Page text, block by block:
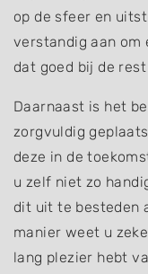
op de sfeer en
verstandig aan
dat goed bij de
Daarnaast is het
zorgvuldig
deze in de
u zelf niet zo
dit uit te besteden
manier weet u
lang plezier hebt